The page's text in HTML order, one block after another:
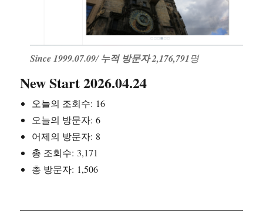
Since 1999.07.09/누적 방문자 2,176,791명
New Start 2026.04.24
오늘의 조회수: 16
오늘의 방문자:6
어제의 방문자: 8
총 조회수: 3,171
총 방문자: 1,506